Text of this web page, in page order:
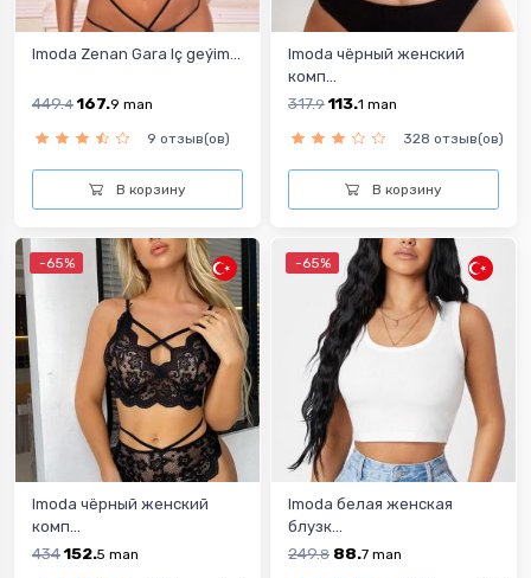
Imoda Zenan Gara Iç geýim...
449.4 167.9 man
9 отзыв(ов)
В корзину
Imoda чёрный женский
комп...
317.9 113.1 man
328 отзыв(ов)
В корзину
-65%
Imoda чёрный женский
комп...
434152.5 man
-65%
Imoda белая женская
блузк...
249.8 88.7 man